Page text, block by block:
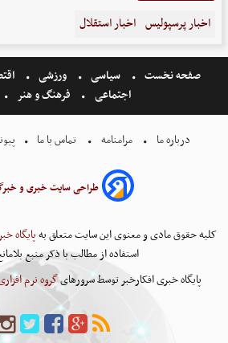
اخبار پرسپولیس اخبار استقلال
صفحه نخست سیاسی ورزشی
اجتماعی
فرهنگ و هنر
درباره ما مرامنامه تماس با ما
طراحی سایت خبری و
کلیه حقوق مادی و معنوی این سایت متعلق بهپایگاه
استفاده از مطالب با ذکر منبع
پایگاه خبری افکارخبر توسط سرورهایگروه نرم